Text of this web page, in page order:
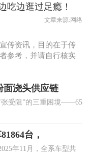
吃边逛过足瘾！
文章来源:网络
传资讯，目的在于传
参考，并请自行核实
面浇头供应链
张受阻”的三重困境——65
台，
年11月，全系车型共